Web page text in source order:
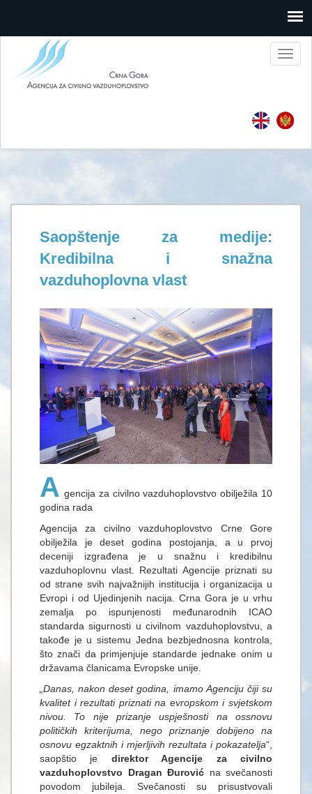
Saopštenje za medije:
Kredibilna i snažna
vazduhoplovna vlast
A gencija za civilno vazduhoplovstvo obilježila 10
godina rada
Agencija za civilno vazduhoplovstvo Crne Gore
obilježila je deset godina postojanja, a u prvoj
deceniji izgrađena je u snažnu i kredibilnu
vazduhoplovnu vlast. Rezultati Agencije priznati su
od strane svih najvažnijih institucija i organizacija u
Evropi i od Ujedinjenih nacija. Crna Gora je u vrhu
zemalja po ispunjenosti međunarodnih ICAO
standarda sigurnosti u civilnom vazduhoplovstvu, a
takođe je u sistemu Jedna bezbjednosna kontrola,
što znači da primjenjuje standarde jednake onim u
državama članicama Evropske unije.
„Danas, nakon deset godina, imamo Agenciju čiji su
kvalitet i rezultati priznati na evropskom i svjetskom
nivou. To nije prizanje uspješnosti na ossnovu
političkih kriterijuma, nego priznanje dobijeno na
osnovu egzaktnih i mjerljivih rezultata i pokazatelja“,
saopštio je direktor Agencije za civilno
vazduhoplovstvo Dragan Đurović na svečanosti
povodom jubileja. Svečanosti su prisustvovali